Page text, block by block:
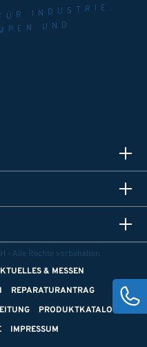
INDUSTRIE.
UND
- Alle Rechte vorbehalten
& MESSEN
REPARATURANTRAG
PRODUKTKATALOGE
IMPRESSUM